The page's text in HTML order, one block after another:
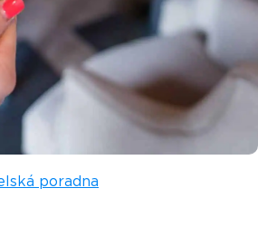
poradna